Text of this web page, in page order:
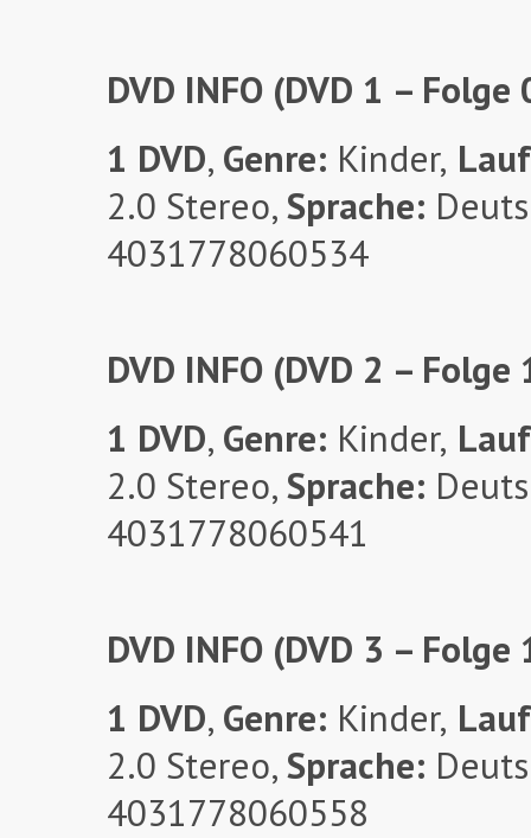
DVD INFO (DVD 1 –
1 DVD, Genre: Kinder,
2.0 Stereo,Sprache:
4031778060534
DVD INFO (DVD 2 –
1 DVD, Genre: Kinder,
2.0 Stereo,Sprache:
4031778060541
DVD INFO (DVD 3 –
1 DVD, Genre: Kinder,
2.0 Stereo,Sprache:
4031778060558